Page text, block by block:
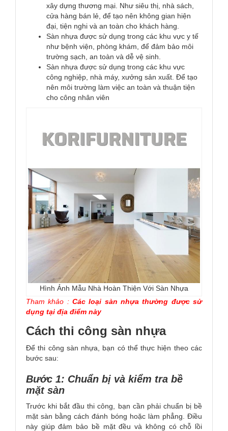
xây dựng thương mại. Như siêu thị, nhà sách,
cửa hàng bán lẻ, để tạo nên không gian hiện
đại, tiện nghi và an toàn cho khách hàng.
Sàn nhựa được sử dụng trong các khu vực y tế
như bệnh viện, phòng khám, để đảm bảo môi
trường sạch, an toàn và dễ vệ sinh.
Sàn nhựa được sử dụng trong các khu vực
công nghiệp, nhà máy, xưởng sản xuất. Để tạo
nên môi trường làm việc an toàn và thuận tiện
cho công nhân viên
Hình Ảnh Mẫu Nhà Hoàn Thiện Với Sàn Nhựa
Tham khảo : Các loại sàn nhựa thường được sử
dụng tại địa điểm này
Cách thi công sàn nhựa
Để thi công sàn nhựa, bạn có thể thực hiện theo các
bước sau:
Bước 1: Chuẩn bị và kiểm tra bề
mặt sàn
Trước khi bắt đầu thi công, bạn cần phải chuẩn bị bề
mặt sàn bằng cách đánh bóng hoặc làm phẳng. Điều
này giúp đảm bảo bề mặt đều và không có chỗ lồi